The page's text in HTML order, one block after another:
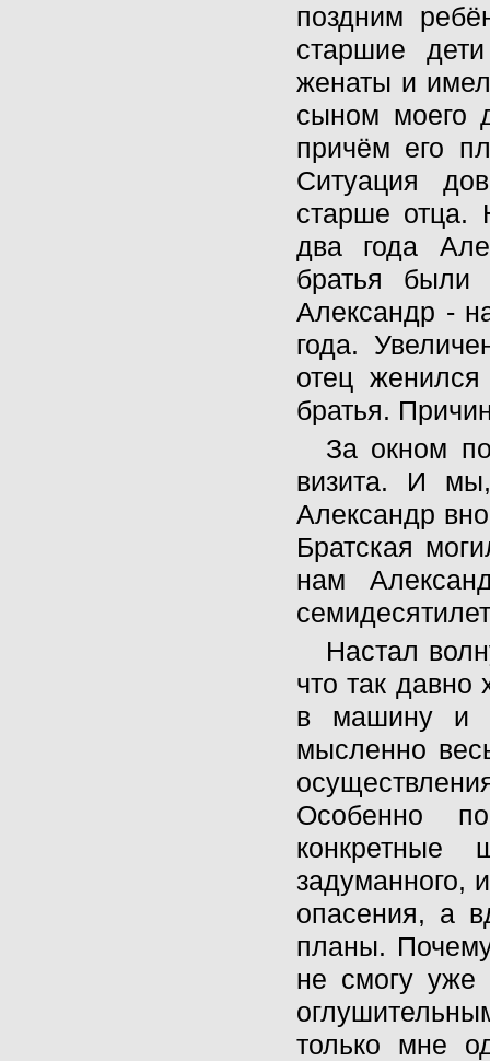
поздним
старшие
женаты и
сыном моего
причём его
Ситуация
старше отца.
два года
братья были
Александр -
года.
отец
братья.
За окном
визита. И
Александр
Братская
нам
Настал
что так давно
в машину и
мысленно
Особенно
конкретные
задуманного,
опасения, а
планы.
не смогу уже
только мне